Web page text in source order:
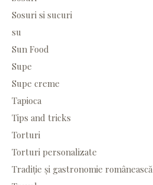
Sosuri si sucuri
su
Sun Food
Supe
Supe creme
Tapioca
Tips and tricks
Torturi
Torturi personalizate
Tradiție și gastronomie românească